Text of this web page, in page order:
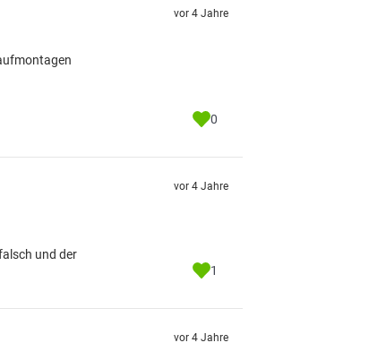
vor 4 Jahre
0
und der
vor 4 Jahre
1
vor 4 Jahre